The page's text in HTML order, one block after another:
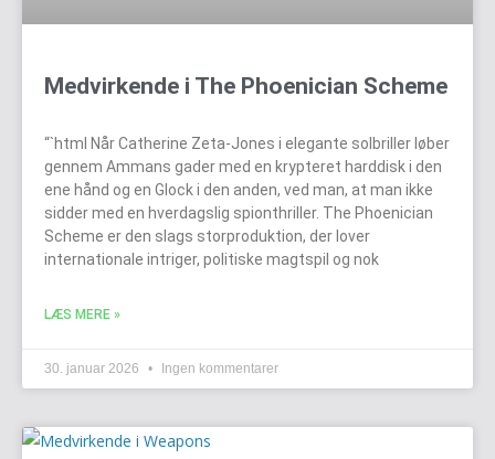
Medvirkende i The Phoenician Scheme
“`html Når Catherine Zeta-Jones i elegante solbriller løber
gennem Ammans gader med en krypteret harddisk i den
ene hånd og en Glock i den anden, ved man, at man ikke
sidder med en hverdagslig spionthriller. The Phoenician
Scheme er den slags storproduktion, der lover
internationale intriger, politiske magtspil og nok
LÆS MERE »
30. januar 2026 Ingen kommentarer